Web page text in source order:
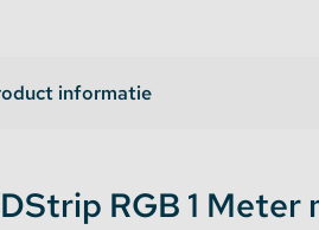
Matter Compatible
Stekkerdozen
informatie
RGB 1